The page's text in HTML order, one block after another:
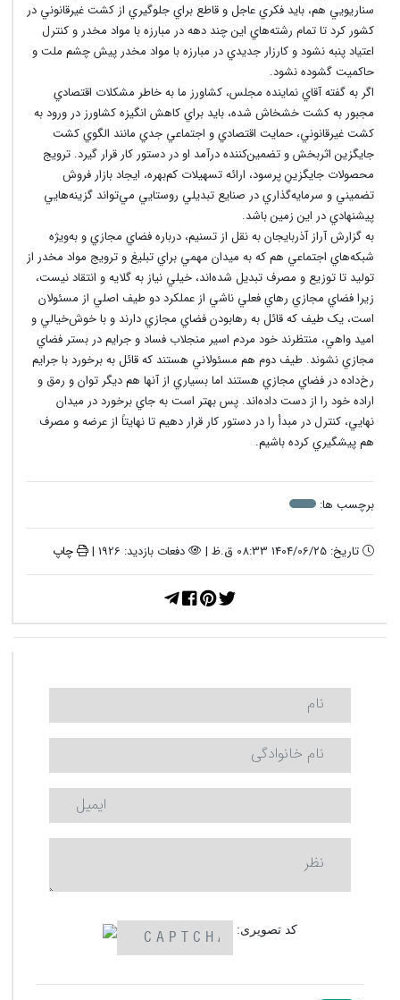
سناريويي هم، بايد فکري عاجل و قاطع براي جلوگيري از کشت غيرقانوني در
کشور کرد تا تمام رشته‌هاي اين چند دهه در مبارزه با مواد مخدر و کنترل
اعتياد پنبه نشود و کارزار جديدي در مبارزه با مواد مخدر پيش چشم ملت و
حاکميت گشوده نشود.
اگر به گفته آقاي نماينده مجلس، کشاورز ما به خاطر مشکلات اقتصادي
مجبور به کشت خشخاش شده، بايد براي کاهش انگيزه کشاورز در ورود به
کشت غيرقانوني، حمايت اقتصادي و اجتماعي جدي مانند الگوي کشت
جايگزين اثربخش و تضمين‌کننده درآمد او در دستور کار قرار گيرد. ترويج
محصولات جايگزينِ پرسود، ارائه تسهيلات کم‌بهره، ايجاد بازار فروش
تضميني و سرمايه‌گذاري در صنايع تبديلي روستايي مي‌تواند گزينه‌هايي
پيشنهادي در اين زمين باشد.
به گزارش آراز آذربايجان به نقل از تسنيم، درباره فضاي مجازي و به‌ويژه
شبکه‌هاي اجتماعي هم که به ميدان مهمي براي تبليغ و ترويج مواد مخدر از
توليد تا توزيع و مصرف تبديل شده‌اند، خيلي نياز به گلايه و انتقاد نيست،
زيرا فضاي مجازي رهاي فعلي ناشي از عملکرد دو طيف اصلي از مسئولان
است، يک طيف که قائل به رهابودن فضاي مجازي دارند و با خوش‌خيالي و
اميد واهي، منتظرند خود مردم اسير منجلاب فساد و جرايم در بستر فضاي
مجازي نشوند. طيف دوم هم مسئولاني هستند که قائل به برخورد با جرايم
رخ‌داده در فضاي مجازي هستند اما بسياري از آنها هم ديگر توان و رمق و
اراده خود را از دست داده‌اند. پس بهتر است به جاي برخورد در ميدان
نهايي، کنترل در مبدأ را در دستور کار قرار دهيم تا نهايتاً از عرضه و مصرف
هم پيشگيري کرده باشيم.
برچسب ها:
تاریخ: 1404/06/25 08:33 ق.ظ | دفعات بازدید: 1926 | چاپ
کد تصویری: